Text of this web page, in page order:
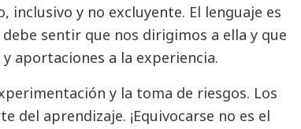
inclusivo y no excluyente. El lenguaje es
sentir que nos dirigimos a ella y que
aportaciones a la experiencia.
y la toma de riesgos. Los
del aprendizaje. ¡Equivocarse no es el